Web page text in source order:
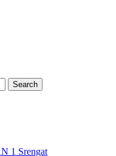
1 Srengat